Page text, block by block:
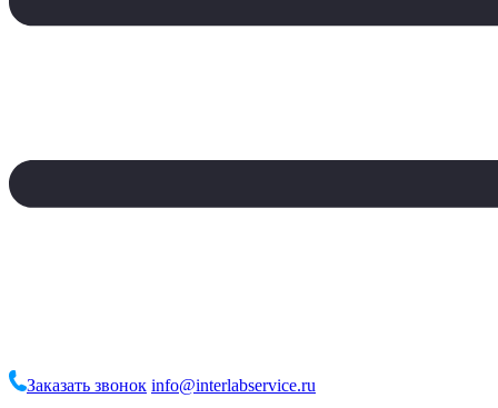
Заказать звонок info@interlabservice.ru